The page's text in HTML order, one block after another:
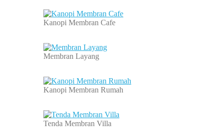
Kanopi Membran Cafe
Membran Layang
Kanopi Membran Rumah
Tenda Membran Villa